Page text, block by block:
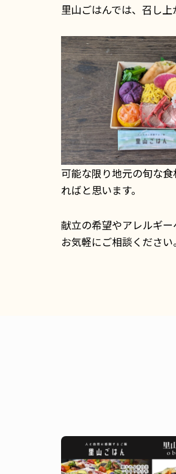
里山ごはんでは、召し
可能な限り地元の旬な
ればと思います。
献立の希望やアレルギー
お気軽にご相談ください。